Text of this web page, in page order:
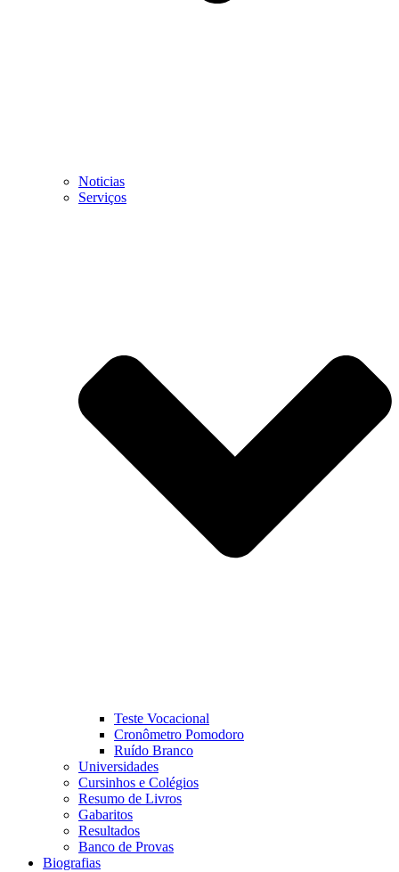
Noticias
Serviços
Teste Vocacional
Cronômetro Pomodoro
Ruído Branco
Universidades
Cursinhos e Colégios
Resumo de Livros
Gabaritos
Resultados
Banco de Provas
Biografias